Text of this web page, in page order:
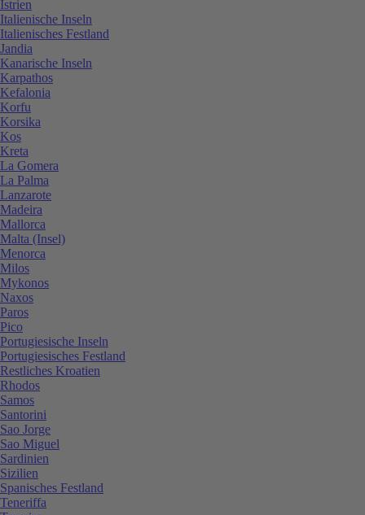
Istrien
Italienische Inseln
Italienisches Festland
Jandia
Kanarische Inseln
Karpathos
Kefalonia
Korfu
Korsika
Kos
Kreta
La Gomera
La Palma
Lanzarote
Madeira
Mallorca
Malta (Insel)
Menorca
Milos
Mykonos
Naxos
Paros
Pico
Portugiesische Inseln
Portugiesisches Festland
Restliches Kroatien
Rhodos
Samos
Santorini
Sao Jorge
Sao Miguel
Sardinien
Sizilien
Spanisches Festland
Teneriffa